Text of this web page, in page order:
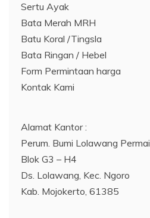
Sertu Ayak
Bata Merah MRH
Batu Koral /Tingsla
Bata Ringan / Hebel
Form Permintaan harga
Kontak Kami
Alamat Kantor :
Perum. Bumi Lolawang Permai
Blok G3 – H4
Ds. Lolawang, Kec. Ngoro
Kab. Mojokerto, 61385